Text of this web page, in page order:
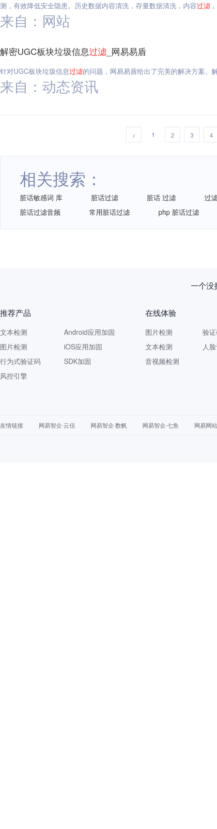
测，有效降低安全隐患。历史数据内容清洗，存量数据清洗，内容过滤
来自：网站
解密UGC板块垃圾信息过滤 _网易易盾
针对UGC板块垃圾信息过滤的问题，网易易盾给出了完美的解决方案。
来自：动态资讯
< 1 2 3 4
相关搜索：
脏话敏感词 库 脏话过滤 脏话 过滤
过
脏话过滤音频
常用脏话过滤 php 脏话过滤
一个没
推荐产品
文本检测
图片检测
行为式验证码
风控引擎
Android应用加固
iOS应用加固
SDK加固
在线体验
图片检测
文本检测
音视频检测
验
人
友情链接 网易智企·云信 网易智企·数帆 网易智企·七鱼 网易网